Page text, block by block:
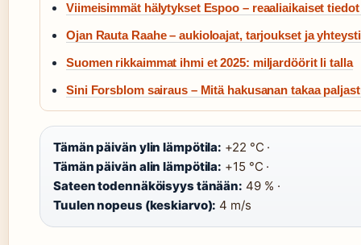
Viimeisimmät hälytykset Espoo – reaaliaikaiset
Ojan Rauta Raahe – aukioloajat, tarjoukset ja
Suomen rikkaimmat ihmi et 2025: miljardöörit li talla
Sini Forsblom sairaus – Mitä hakusanan takaa
Tämän päivän ylin lämpötila: +22 °C ·
Tämän päivän alin lämpötila: +15 °C ·
Sateen todennäköisyys tänään: 49 % ·
Tuulen nopeus (keskiarvo): 4 m/s